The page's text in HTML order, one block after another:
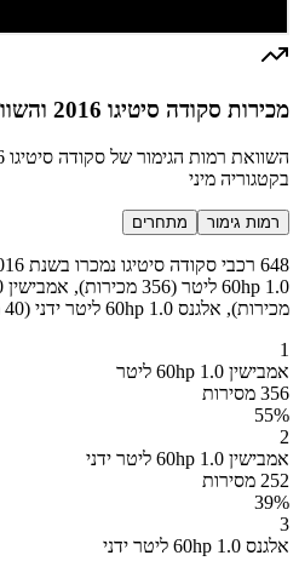
מכירות סקודה סיטיגו 2016 והשוואה למתחרים
בקטגוריה מיני
רמות גימור מתחרים
מכירות), אלגנס 60hp 1.0 ליטר ידני (40 מכירות).
1
אמבישין 60hp 1.0 ליטר
356 מסירות
55%
2
אמבישין 60hp 1.0 ליטר ידני
252 מסירות
39%
3
אלגנס 60hp 1.0 ליטר ידני